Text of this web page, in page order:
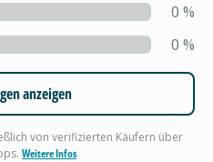
0 %
0 %
anzeigen
von verifizierten Käufern über
Weitere Infos